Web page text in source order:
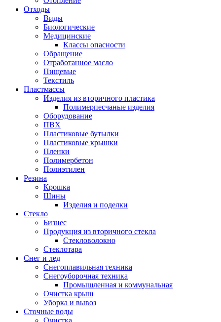
Отходы
Виды
Биологические
Медицинские
Классы опасности
Обращение
Отработанное масло
Пищевые
Текстиль
Пластмассы
Изделия из вторичного пластика
Полимерпесчаные изделия
Оборудование
ПВХ
Пластиковые бутылки
Пластиковые крышки
Пленки
Полимербетон
Полиэтилен
Резина
Крошка
Шины
Изделия и поделки
Стекло
Бизнес
Продукция из вторичного стекла
Стекловолокно
Стеклотара
Снег и лед
Снегоплавильная техника
Снегоуборочная техника
Промышленная и коммунальная
Очистка крыш
Уборка и вывоз
Сточные воды
Очистка